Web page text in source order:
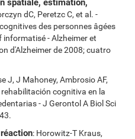
spatiale, estimation,
dC, Peretzc C, et al. -
des personnes âgées
- Alzheimer et
d'Alzheimer de 2008; cuatro
J, J Mahoney, Ambrosio AF,
rehabilitación cognitiva en la
- J Gerontol A Biol Sci
: Horowitz-T Kraus,